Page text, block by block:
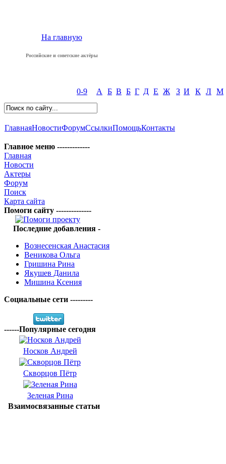
На главную
Российские и советские актёры
0-9 А Б В Б Г Д Е Ж З И К Л М
ГлавнаяНовостиФорумСсылкиПомощьКонтакты
Главное меню -------------
Главная
Новости
Актеры
Форум
Поиск
Карта сайта
Помоги сайту --------------
Последние добавления -
Вознесенская Анастасия
Веникова Ольга
Гришина Рина
Якушев Данила
Мишина Ксения
Социальные сети ---------
------Популярные сегодня
Носков Андрей
Скворцов Пётр
Зеленая Рина
Взаимосвязанные статьи